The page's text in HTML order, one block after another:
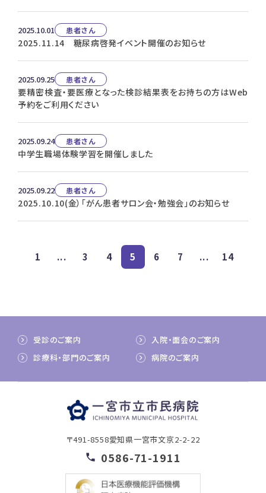
2025.10.01 患者さん
2025.11.14 糖尿病啓発イベント開催のお知らせ
2025.09.25 患者さん
要精密検査・要医療となった検診結果表をお持ちの方はWeb
予約をご利用ください
2025.09.24 患者さん
中学生職場体験学習を開催しました
2025.09.22 患者さん
2025.10.10(金）「がん患者サロン会・勉強会」のお知らせ
1 ... 3 4 5 6 7 ... 14
受診のご案内
入院・面会のご案内
診療科・部門のご案内
病院のご案内
〒491-8558愛知県一宮市文京2-2-22
0586-71-1911